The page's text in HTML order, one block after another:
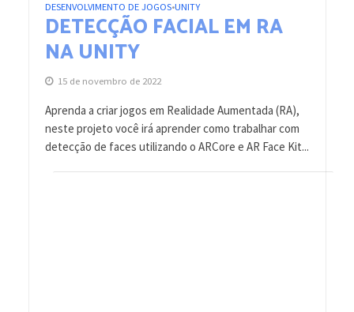
DESENVOLVIMENTO DE JOGOS•UNITY
DETECÇÃO FACIAL EM RA
NA UNITY
15 de novembro de 2022
Aprenda a criar jogos em Realidade Aumentada (RA),
neste projeto você irá aprender como trabalhar com
detecção de faces utilizando o ARCore e AR Face Kit...